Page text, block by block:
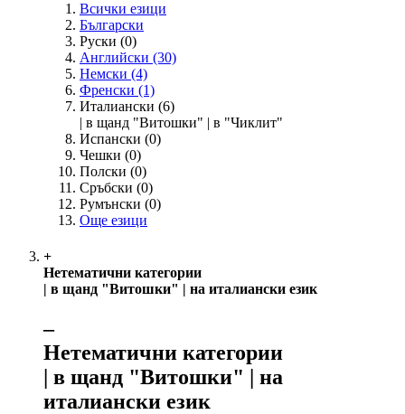
Всички езици
Български
Руски (0)
Английски (30)
Немски (4)
Френски (1)
Италиански (6)
| в щанд "Витошки" | в "Чиклит"
Испански (0)
Чешки (0)
Полски (0)
Сръбски (0)
Румънски (0)
Още езици
+
Нетематични категории
| в щанд "Витошки" | на италиански език
‒
Нетематични категории
| в щанд "Витошки" | на
италиански език